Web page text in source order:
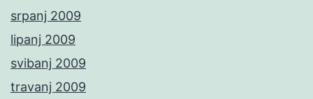
srpanj 2009
lipanj 2009
svibanj 2009
travanj 2009